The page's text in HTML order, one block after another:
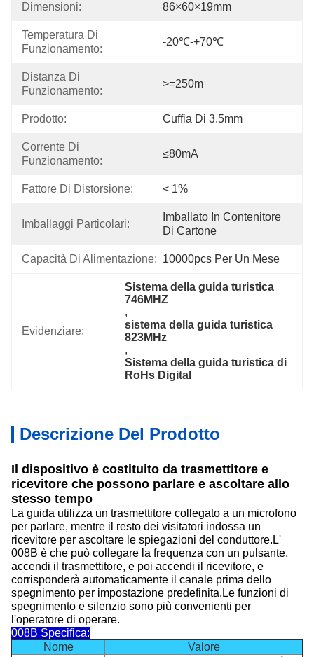
Dimensioni: 86×60×19mm
Temperatura Di
Funzionamento:
-20℃-+70℃
Distanza Di
Funzionamento:
>=250m
Prodotto: Cuffia Di 3.5mm
Corrente Di
Funzionamento:
≤80mA
Fattore Di Distorsione: < 1%
Imballaggi Particolari:
Imballato In Contenitore
Di Cartone
Capacità Di Alimentazione: 10000pcs Per Un Mese
Evidenziare:
Sistema della guida turistica
746MHZ
,
sistema della guida turistica
823MHz
,
Sistema della guida turistica di
RoHs Digital
Descrizione Del Prodotto
Il dispositivo è costituito da trasmettitore e
ricevitore che possono parlare e ascoltare allo
stesso tempo
La guida utilizza un trasmettitore collegato a un microfono
per parlare, mentre il resto dei visitatori indossa un
ricevitore per ascoltare le spiegazioni del conduttore.L'
008B è che può collegare la frequenza con un pulsante,
accendi il trasmettitore, e poi accendi il ricevitore, e
corrisponderà automaticamente il canale prima dello
spegnimento per impostazione predefinita.Le funzioni di
spegnimento e silenzio sono più convenienti per
l'operatore di operare.
008B Specifica:
Nome
Valore